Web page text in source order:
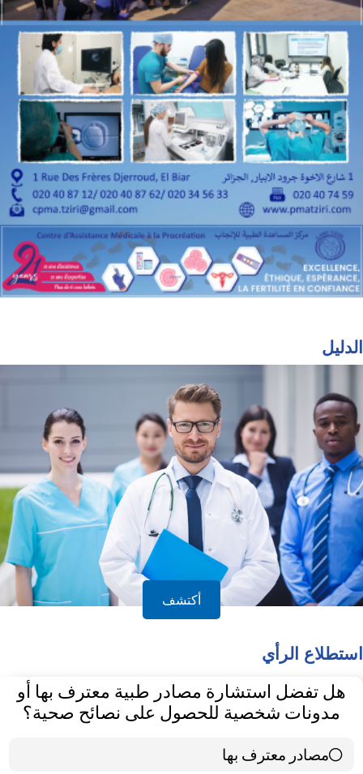
الدليل
أكتشف
استطلاع الرأي
هل تفضل استشارة مصادر طبية معترف بها أو
مدونات شخصية للحصول على نصائح صحية؟
مصادر معترف بها
39 ( 65 % )